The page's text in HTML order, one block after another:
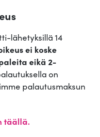
lähetyksillä 14
ei koske
eikä 2-
on
palautusmaksun
täällä.